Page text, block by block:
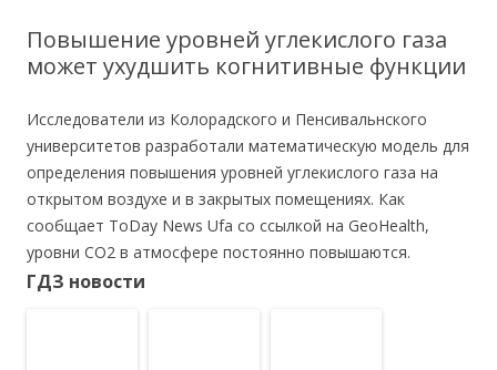
Повышение уровней углекислого газа
может ухудшить когнитивные функции
Исследователи из Колорадского и Пенсивальнского
университетов разработали математическую модель для
определения повышения уровней углекислого газа на
открытом воздухе и в закрытых помещениях. Как
сообщает ToDay News Ufa со ссылкой на GeoHealth,
уровни CO2 в атмосфере постоянно повышаются.
ГДЗ новости